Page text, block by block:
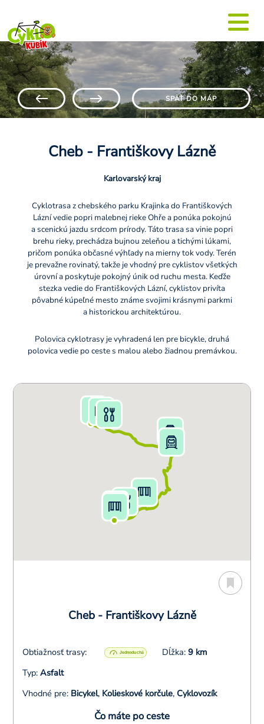
SPÄŤ DO MÁP
Cheb - Františkovy Lázně
Karlovarský kraj
Cyklotrasa z chebského parku Krajinka do Františkových
Lázní vedie popri malebnej rieke Ohře a ponúka pokojnú
a scenickú jazdu srdcom prírody. Táto trasa sa vinie popri
brehu rieky, prechádza bujnou zeleňou a tichými lúkami,
pričom ponúka občasné výhľady na mierny tok vody. Terén
je prevažne rovinatý, takže je vhodný pre cyklistov všetkých
úrovní a poskytuje pokojný únik od ruchu mesta. Keďže
stezka vedie do Františkových Lázní, cyklistov privíta
pôvabné kúpeľné mesto známe svojimi krásnymi parkmi
a historickou architektúrou.
Polovica cyklotrasy je vyhradená len pre bicykle, druhá
polovica vedie po ceste s malou alebo žiadnou premávkou.
Cheb - Františkovy Lázně
Obtiažnosť trasy: Dĺžka: 9 km
Typ: Asfalt
Vhodné pre: Bicykel, Kolieskové korčule, Cyklovozík
Čo máte po ceste